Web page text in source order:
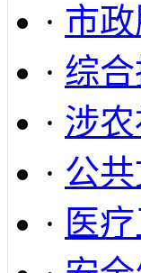
· 市
· 综
· 涉
· 公
· 医